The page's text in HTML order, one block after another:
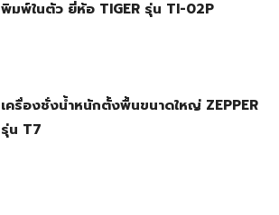
พิมพ์ในตัว ยี่ห้อ TIGER รุ่น TI-02P
เครื่องชั่งน้ำหนักตั้งพื้นขนาดใหญ่ ZEPPER
รุ่น T7